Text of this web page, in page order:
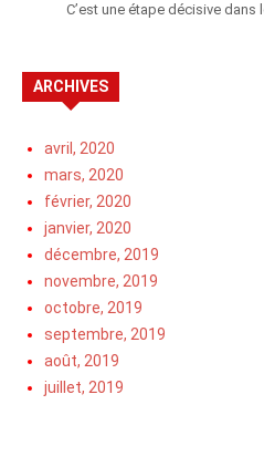
C’est une étape décisive dans
ARCHIVES
avril, 2020
mars, 2020
février, 2020
janvier, 2020
décembre, 2019
novembre, 2019
octobre, 2019
septembre, 2019
août, 2019
juillet, 2019